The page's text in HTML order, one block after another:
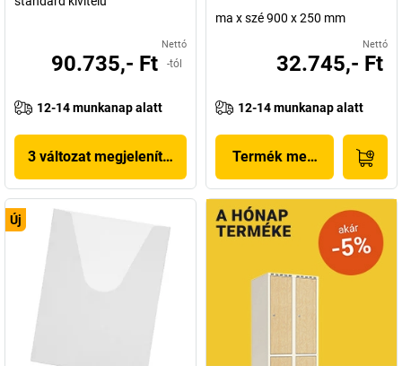
Nettó
90.735,- Ft -tól
12-14 munkanap alatt
3 változat megjelenítése
ma x szé 900 x 250 mm
Nettó
32.745,- Ft
12-14 munkanap alatt
Termék megjelenítése
Új